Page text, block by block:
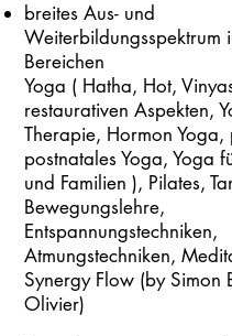
breites Aus- und
Weiterbildungsspektrum
Bereichen
Yoga ( Hatha, Hot,
restaurativen Aspekten,
Therapie, Hormon Yoga,
postnatales Yoga, Yoga
und Familien ), Pilates,
Bewegungslehre,
Entspannungstechniken,
Atmungstechniken,
Synergy Flow (by Simon
Olivier)